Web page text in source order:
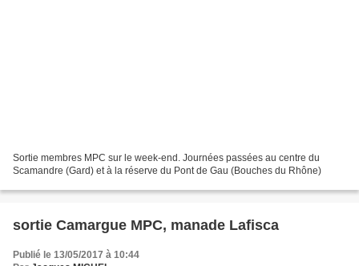
Sortie membres MPC sur le week-end. Journées passées au centre du
Scamandre (Gard) et à la réserve du Pont de Gau (Bouches du Rhône)
sortie Camargue MPC, manade Lafisca
Publié le 13/05/2017 à 10:44